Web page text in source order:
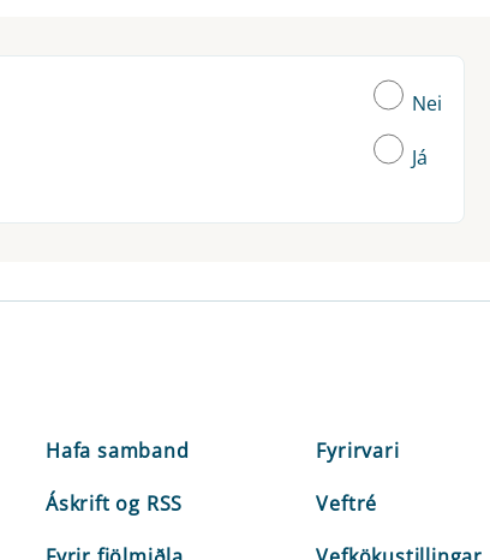
Nei
Já
Hafa samband
Áskrift og RSS
Fyrirvari
Veftré